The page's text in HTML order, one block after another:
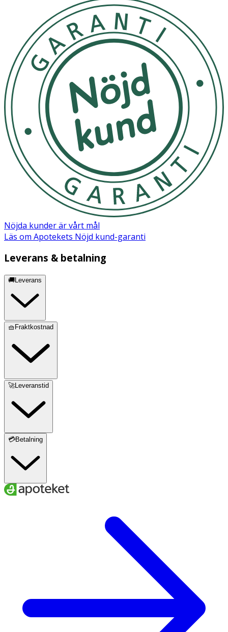
Nöjda kunder är vårt mål
Läs om Apotekets Nöjd kund-garanti
Leverans & betalning
🚚Leverans
🧺Fraktkostnad
🚀Leveranstid
💳Betalning